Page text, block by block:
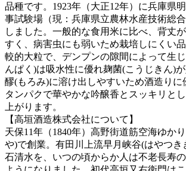
品種です。1923年（大正12年）に兵庫県
事試験場（現：兵庫県立農林水産技術総
しました。一般的な食用米に比べ、背丈
すく、病害虫にも弱いため栽培しにくい
較的大粒で、デンプンの隙間によって生
んぱく)は吸水性に優れ麹菌(こうじきん)が
醪(もろみ)に溶け出しやすいため酒造りに
タンパクで華やかな吟醸香とスッキリと
上がります。
【高垣酒造株式会社について】
天保11年（1840年）高野街道筋空海ゆか
や)で創業。有田川上流早月峡谷(はやつき
石清水を、いつの頃からか人は不老長寿